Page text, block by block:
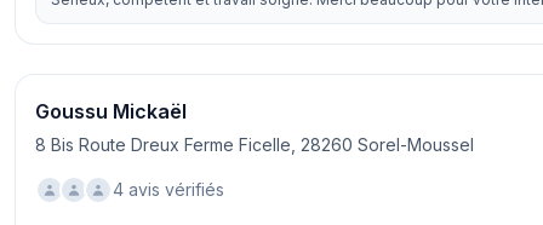
Goussu Mickaël
8 Bis Route Dreux Ferme Ficelle, 28260 Sorel-Moussel
4 avis vérifiés